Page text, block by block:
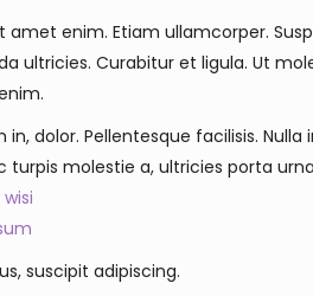
amet enim. Etiam ullamcorper.
ultricies. Curabitur et ligula. Ut
in, dolor. Pellentesque facilisis.
turpis molestie a, ultricies porta
suscipit adipiscing.